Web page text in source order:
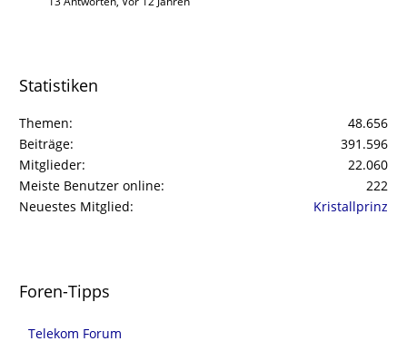
Statistiken
Themen
48.656
Beiträge
391.596
Mitglieder
22.060
Meiste Benutzer online
222
Neuestes Mitglied
Kristallprinz
Foren-Tipps
Telekom Forum